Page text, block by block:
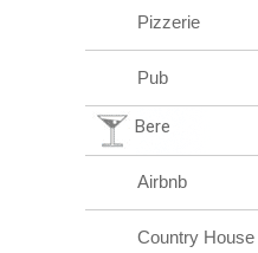
Pizzerie
Pub
Bere
Airbnb
Country House